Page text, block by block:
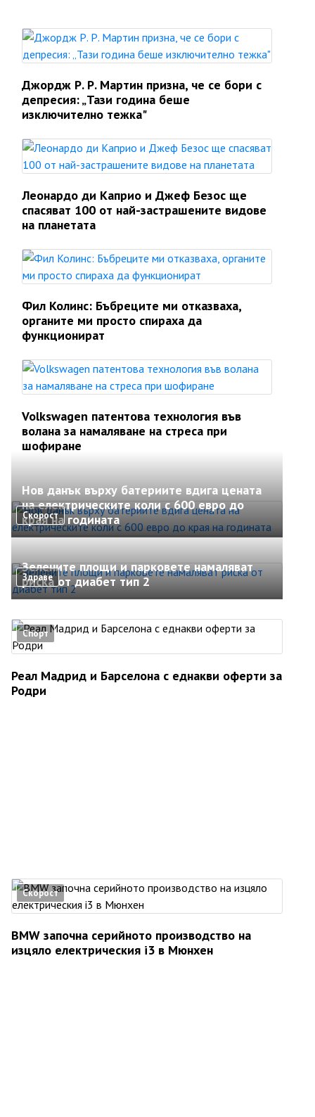
Джордж Р. Р. Мартин призна, че се бори с
депресия: „Тази година беше
изключително тежка"
Леонардо ди Каприо и Джеф Безос ще
спасяват 100 от най-застрашените видове
на планетата
Фил Колинс: Бъбреците ми отказваха,
органите ми просто спираха да
функционират
Volkswagen патентова технология във
волана за намаляване на стреса при
шофиране
Скорост
Нов данък върху батериите вдига цената
на електрическите коли с 600 евро до
края на годината
Здраве
Зелените площи и парковете намаляват
риска от диабет тип 2
Спорт
Реал Мадрид и Барселона с еднакви оферти за
Родри
Скорост
BMW започна серийното производство на
изцяло електрическия i3 в Мюнхен